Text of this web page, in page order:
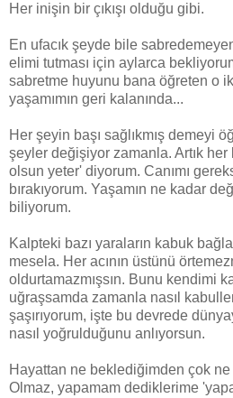
Her inişin bir çıkışı olduğu gibi.
En ufacık şeyde bile
elimi tutması için aylarca
sabretme huyunu bana öğreten o
yaşamımın geri kalanında...
Her şeyin başı sağlıkmış demeyi
şeyler değişiyor zamanla. Artık her
olsun yeter' diyorum. Canımı
bırakıyorum. Yaşamın ne kadar
biliyorum.
Kalpteki bazı yaraların kabuk
mesela. Her acının üstünü
oldurtamazmışsın. Bunu kendimi
uğraşsamda zamanla nasıl
şaşırıyorum, işte bu devrede
nasıl yoğrulduğunu anlıyorsun.
Hayattan ne beklediğimden çok
Olmaz, yapamam dediklerime